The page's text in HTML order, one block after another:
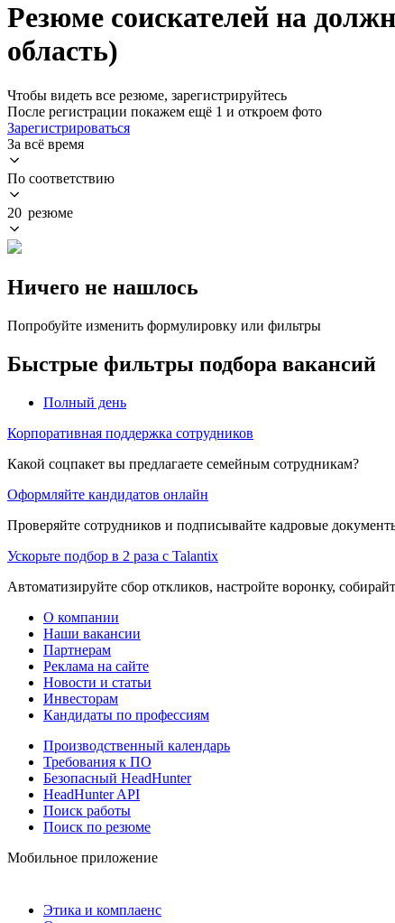
Резюме соискателей на
область)
Чтобы видеть все резюме, зарегистрируйтесь
После регистрации покажем ещё 1 и откроем фото
Зарегистрироваться
За всё время
По соответствию
20 резюме
Ничего не нашлось
Попробуйте изменить формулировку или фильтры
Быстрые фильтры подбора вакансий
Полный день
Корпоративная поддержка сотрудников
Какой соцпакет вы предлагаете семейным сотрудникам?
Оформляйте кандидатов онлайн
Проверяйте сотрудников и подписывайте кадровые
Ускорьте подбор в 2 раза с Talantix
Автоматизируйте сбор откликов, настройте воронку,
О компании
Наши вакансии
Партнерам
Реклама на сайте
Новости и статьи
Инвесторам
Кандидаты по профессиям
Производственный календарь
Требования к ПО
Безопасный HeadHunter
HeadHunter API
Поиск работы
Поиск по резюме
Мобильное приложение
Этика и комплаенс